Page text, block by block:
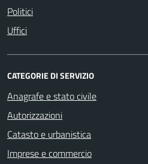
Politici
Uffici
CATEGORIE DI SERVIZIO
Anagrafe e stato civile
Autorizzazioni
Catasto e urbanistica
Imprese e commercio